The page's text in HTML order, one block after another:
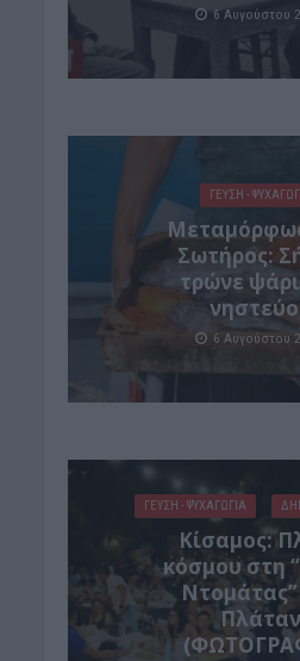
6 Αυγούστου
ΓΕΎΣΗ -
Σωτήρος:
τρώνε
6 Αυγούστου
ΓΕΎΣΗ - ΨΥΧΑΓΩΓΊΑ
Κίσαμος:
κόσμου στη